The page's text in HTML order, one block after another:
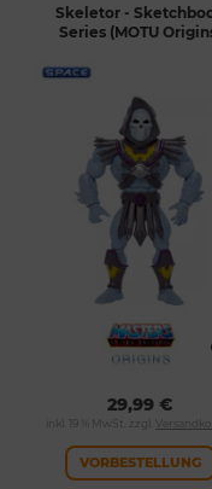
Skeletor - Sketchbook
Series (MOTU
29,99 €
inkl. 19 % MwSt. zzgl.
VORBESTELLUNG